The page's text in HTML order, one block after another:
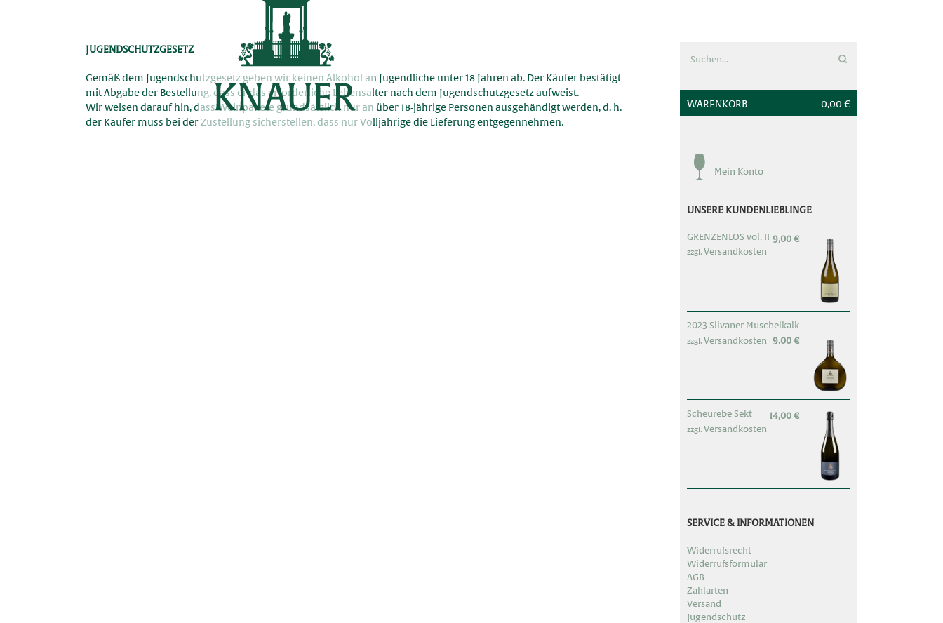
JUGENDSCHUTZGESETZ
Gemäß dem Jugendschutzgesetz geben wir keinen Alkohol an Jugendliche unter 18 Jahren ab. Der Käufer bestätigt
mit Abgabe der Bestellung, dass er das erforderliche Lebensalter nach dem Jugendschutzgesetz aufweist.
Wir weisen darauf hin, dass Weinpakete grundsätzlich nur an über 18-jährige Personen ausgehändigt werden, d. h.
der Käufer muss bei der Zustellung sicherstellen, dass nur Volljährige die Lieferung entgegennehmen.
Suchen
WARENKORB 0,00 €
Mein Konto
UNSERE KUNDENLIEBLINGE
GRENZENLOS vol. II 9,00 €
zzgl. Versandkosten
2023 Silvaner Muschelkalk
9,00 €
zzgl. Versandkosten
Scheurebe Sekt 14,00 €
zzgl. Versandkosten
SERVICE & INFORMATIONEN
Widerrufsrecht
Widerrufsformular
AGB
Zahlarten
Versand
Jugendschutz